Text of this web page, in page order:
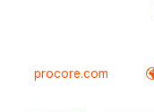
procore.com